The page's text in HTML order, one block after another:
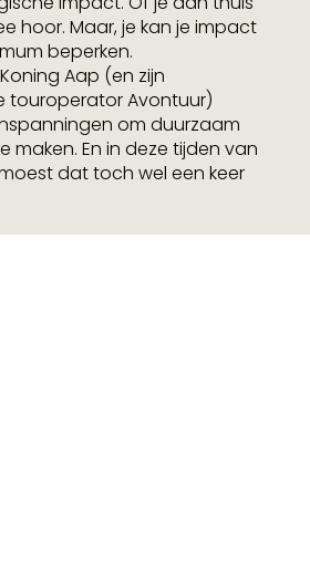
hoor. Maar, je kan je impact
beperken.
Aap (en zijn
touroperator Avontuur)
om duurzaam
maken. En in deze tijden van
dat toch wel een keer